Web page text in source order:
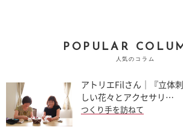
POPULAR
人気のコラム
アトリエFilさん｜『立体
しい花々とアクセサリ…
つくり手を訪ねて